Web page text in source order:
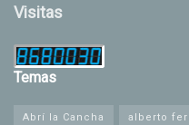
Visitas
Temas
Abrí la Cancha alberto